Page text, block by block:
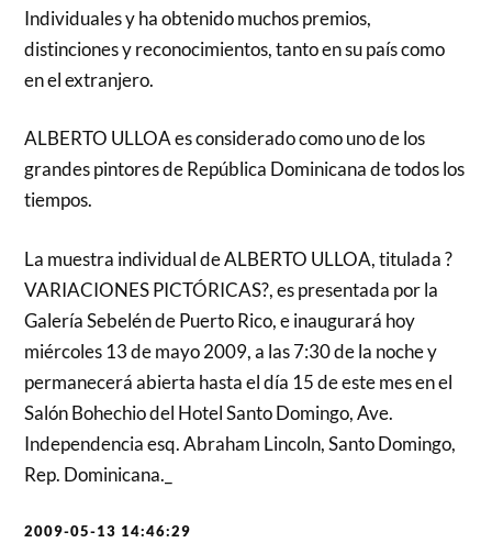
Individuales y ha obtenido muchos premios,
distinciones y reconocimientos, tanto en su país como
en el extranjero.
ALBERTO ULLOA es considerado como uno de los
grandes pintores de República Dominicana de todos los
tiempos.
La muestra individual de ALBERTO ULLOA, titulada ?
VARIACIONES PICTÓRICAS?, es presentada por la
Galería Sebelén de Puerto Rico, e inaugurará hoy
miércoles 13 de mayo 2009, a las 7:30 de la noche y
permanecerá abierta hasta el día 15 de este mes en el
Salón Bohechio del Hotel Santo Domingo, Ave.
Independencia esq. Abraham Lincoln, Santo Domingo,
Rep. Dominicana._
2009-05-13 14:46:29